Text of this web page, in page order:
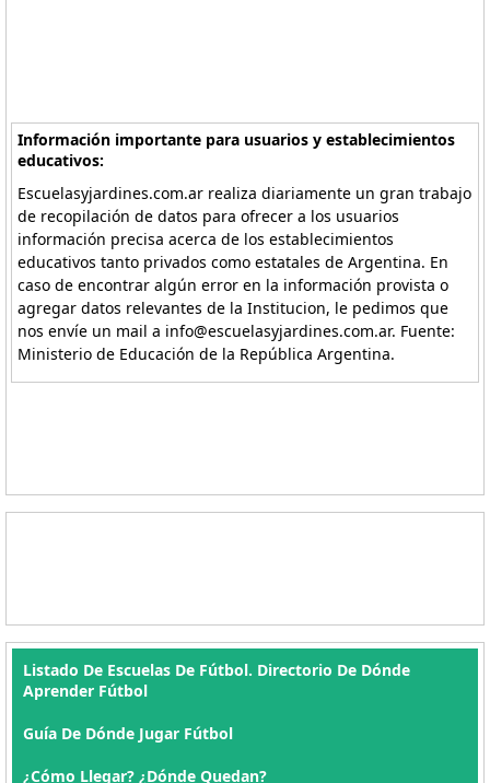
Información importante para usuarios y establecimientos
educativos:
Escuelasyjardines.com.ar realiza diariamente un gran trabajo
de recopilación de datos para ofrecer a los usuarios
información precisa acerca de los establecimientos
educativos tanto privados como estatales de Argentina. En
caso de encontrar algún error en la información provista o
agregar datos relevantes de la Institucion, le pedimos que
nos envíe un mail a info@escuelasyjardines.com.ar. Fuente:
Ministerio de Educación de la República Argentina.
Listado De Escuelas De Fútbol. Directorio De Dónde
Aprender Fútbol
Guía De Dónde Jugar Fútbol
¿Cómo Llegar? ¿Dónde Quedan?